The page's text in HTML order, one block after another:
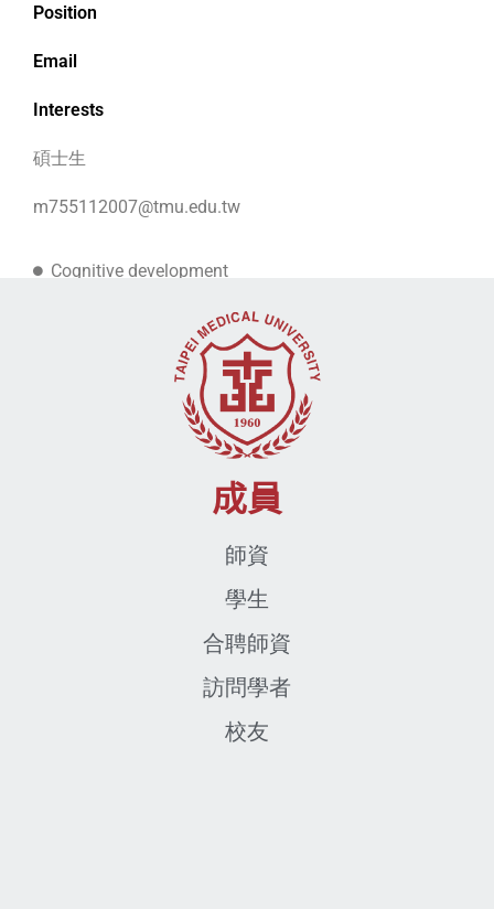
Position
Email
Interests
碩士生
m755112007@tmu.edu.tw
Cognitive development
成員
師資
學生
合聘師資
訪問學者
校友